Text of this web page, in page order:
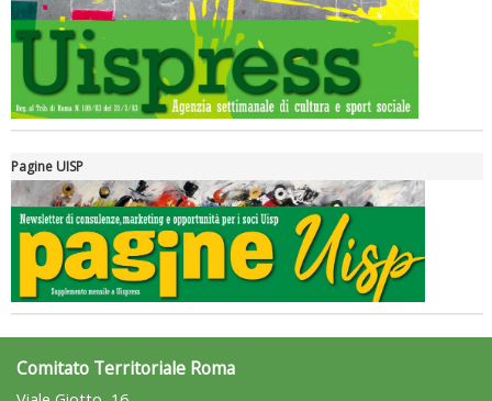
Ddl Lobby, Uisp: “Il Parlamento valorizzi le nostre specificità"
Pagine UISP
Comitato Territoriale Roma